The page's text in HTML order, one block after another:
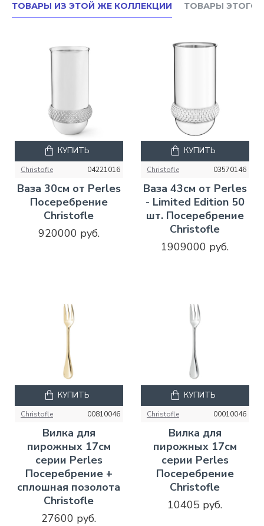
ТОВАРЫ ИЗ ЭТОЙ ЖЕ КОЛЛЕКЦИИ ТОВАРЫ ЭТОГО
Christofle 04221016
Ваза 30см от Perles
Посеребрение
Christofle
920000 руб.
КУПИТЬ
Christofle 03570146
Ваза 43см от Perles
- Limited Edition 50
шт. Посеребрение
Christofle
1909000 руб.
КУПИТЬ
Christofle 00810046
Вилка для
пирожных 17см
серии Perles
Посеребрение +
сплошная позолота
Christofle
27600 руб.
КУПИТЬ
Christofle 00010046
Вилка для
пирожных 17см
серии Perles
Посеребрение
Christofle
10405 руб.
КУПИТЬ